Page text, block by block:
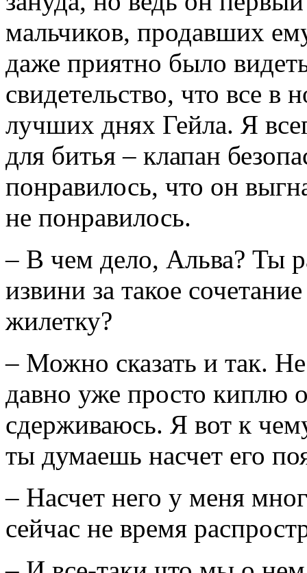
мальчиков, продавших
даже приятно было
свидетельство, что все в
лучших днях Гейла. Я
для битья – клапан
понравилось, что он
не понравилось.
– В чем дело, Альва? Ты
извини за такое
жилетку?
– Можно сказать и так.
давно уже просто киплю
сдерживаюсь. Я вот к
ты думаешь насчет его
– Насчет него у меня
сейчас не время